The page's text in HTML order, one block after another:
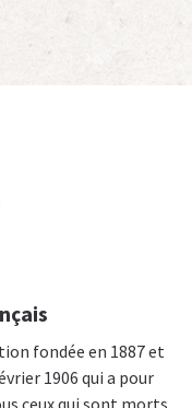
fondée en 1887 et
1906 qui a pour